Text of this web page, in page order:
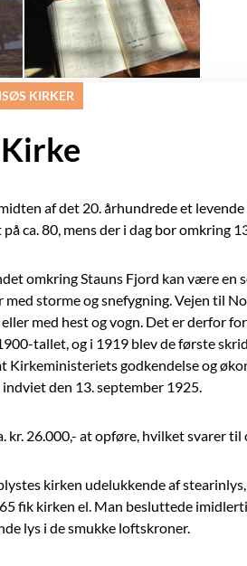
KIRKER
af det 20. århundrede et
ca. 80, mens der i dag bor omkring
omkring Stauns Fjord kan være en
med storme og snefygning. Vejen til
med hest og vogn. Det er derfor
tallet, og i 1919 blev de første
Kirkeministeriets godkendelse og
den 13. september 1925.
kr. 26.000,- at opføre, hvilket svarer til
kirken udelukkende af
fik kirken el. Man besluttede
lys i de smukke loftskroner.